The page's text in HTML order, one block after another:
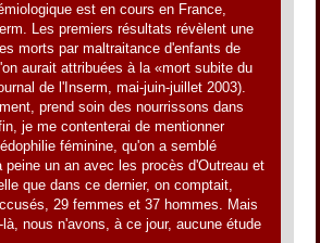
est en cours en France,
Les premiers résultats révèlent une
morts par maltraitance d'enfants de
aurait attribuées à la «mort subite du
de l'Inserm, mai-juin-juillet 2003).
prend soin des nourrissons dans
je me contenterai de mentionner
féminine, qu'on a semblé
peine un an avec les procès d'Outreau et
que dans ce dernier, on comptait,
29 femmes et 37 hommes. Mais
nous n'avons, à ce jour, aucune étude